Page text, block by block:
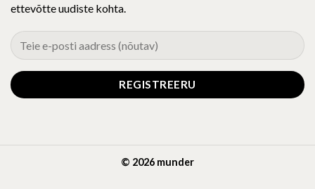
ettevõtte uudiste kohta.
© 2026 munder